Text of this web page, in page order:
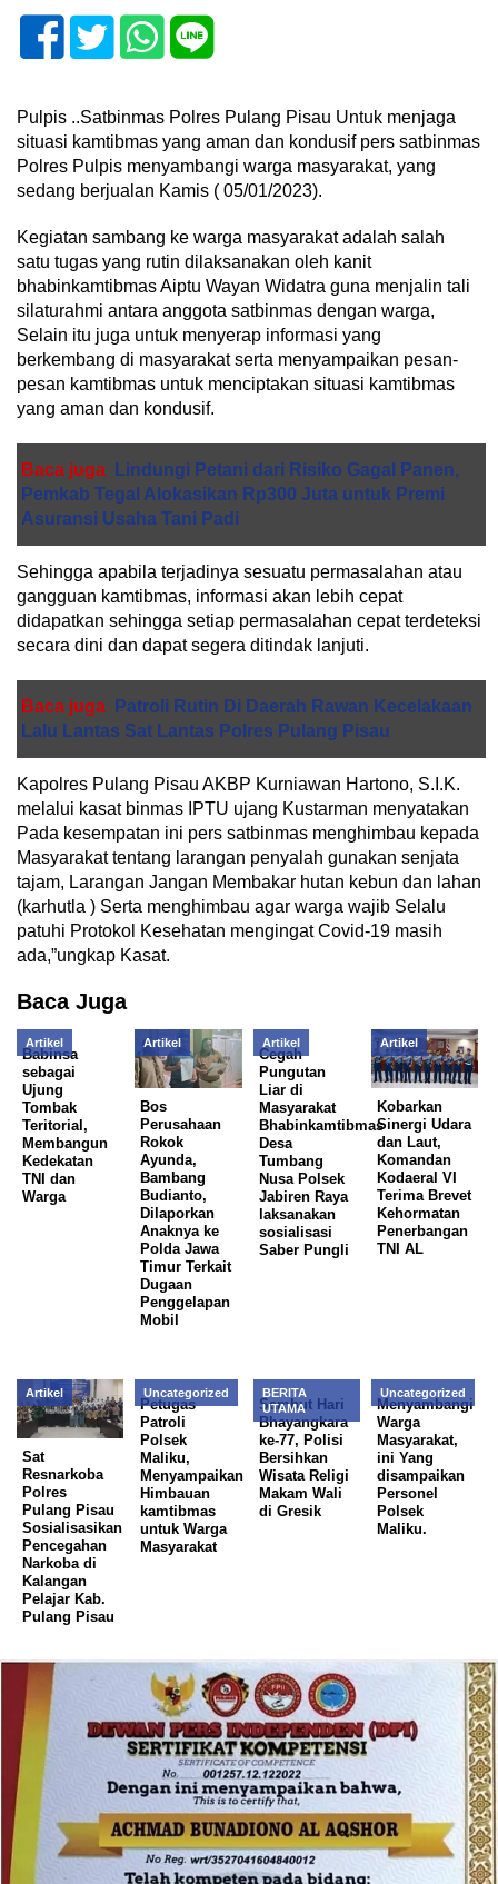
Pulpis ..Satbinmas Polres Pulang Pisau Untuk menjaga
situasi kamtibmas yang aman dan kondusif pers satbinmas
Polres Pulpis menyambangi warga masyarakat, yang
sedang berjualan Kamis ( 05/01/2023).
Kegiatan sambang ke warga masyarakat adalah salah
satu tugas yang rutin dilaksanakan oleh kanit
bhabinkamtibmas Aiptu Wayan Widatra guna menjalin tali
silaturahmi antara anggota satbinmas dengan warga,
Selain itu juga untuk menyerap informasi yang
berkembang di masyarakat serta menyampaikan pesan-
pesan kamtibmas untuk menciptakan situasi kamtibmas
yang aman dan kondusif.
Baca juga
Lindungi Petani dari Risiko Gagal Panen,
Pemkab Tegal Alokasikan Rp300 Juta untuk Premi
Asuransi Usaha Tani Padi
Sehingga apabila terjadinya sesuatu permasalahan atau
gangguan kamtibmas, informasi akan lebih cepat
didapatkan sehingga setiap permasalahan cepat terdeteksi
secara dini dan dapat segera ditindak lanjuti.
Baca juga
Patroli Rutin Di Daerah Rawan Kecelakaan
Lalu Lantas Sat Lantas Polres Pulang Pisau
Kapolres Pulang Pisau AKBP Kurniawan Hartono, S.I.K.
melalui kasat binmas IPTU ujang Kustarman menyatakan
Pada kesempatan ini pers satbinmas menghimbau kepada
Masyarakat tentang larangan penyalah gunakan senjata
tajam, Larangan Jangan Membakar hutan kebun dan lahan
(karhutla ) Serta menghimbau agar warga wajib Selalu
patuhi Protokol Kesehatan mengingat Covid-19 masih
ada,”ungkap Kasat.
Baca Juga
Artikel
Babinsa
sebagai
Ujung
Tombak
Teritorial,
Membangun
Kedekatan
TNI dan
Warga
Artikel
Bos
Perusahaan
Rokok
Ayunda,
Bambang
Budianto,
Dilaporkan
Anaknya ke
Polda Jawa
Timur Terkait
Dugaan
Penggelapan
Mobil
Artikel
Cegah
Pungutan
Liar di
Masyarakat
Bhabinkamtibmas
Desa
Tumbang
Nusa Polsek
Jabiren Raya
laksanakan
sosialisasi
Saber Pungli
Artikel
Kobarkan
Sinergi Udara
dan Laut,
Komandan
Kodaeral VI
Terima Brevet
Kehormatan
Penerbangan
TNI AL
Artikel
Sat
Resnarkoba
Polres
Pulang Pisau
Sosialisasikan
Pencegahan
Narkoba di
Kalangan
Pelajar Kab.
Pulang Pisau
Uncategorized
Petugas
Patroli
Polsek
Maliku,
Menyampaikan
Himbauan
kamtibmas
untuk Warga
Masyarakat
BERITA
UTAMA
Sambut Hari
Bhayangkara
ke-77, Polisi
Bersihkan
Wisata Religi
Makam Wali
di Gresik
Uncategorized
Menyambangi
Warga
Masyarakat,
ini Yang
disampaikan
Personel
Polsek
Maliku.